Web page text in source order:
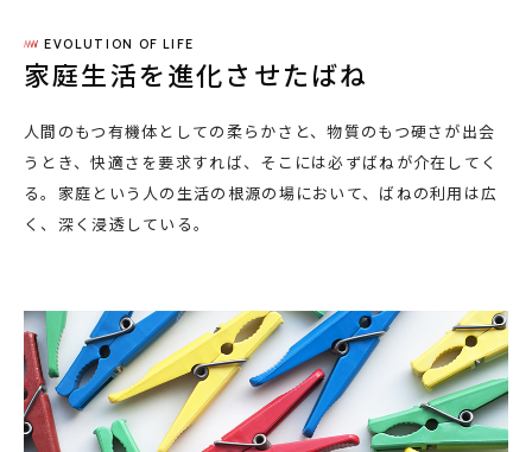
お問い合わせ
EVOLUTION OF LIFE
家庭生活を進化させたばね
人間のもつ有機体としての柔らかさと、物質のもつ硬さが出会
うとき、快適さを要求すれば、そこには必ずばねが介在してく
る。家庭という人の生活の根源の場において、ばねの利用は広
く、深く浸透している。